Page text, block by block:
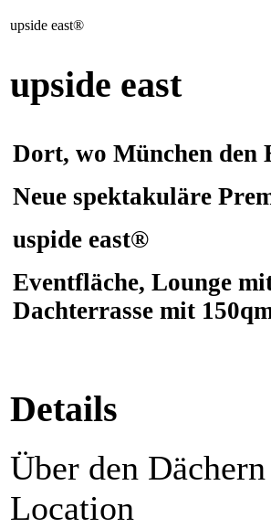
upside east®
upside east
Dort, wo München
Neue spektakuläre
uspide east®
Eventfläche, Lounge
Details
Über den
Location